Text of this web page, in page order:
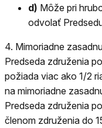
d) Môže pri
odvolať
4. Mimoriadne
Predseda združenia
požiada viac ako 1/2
na mimoriadne
Predseda združenia
členom združenia do